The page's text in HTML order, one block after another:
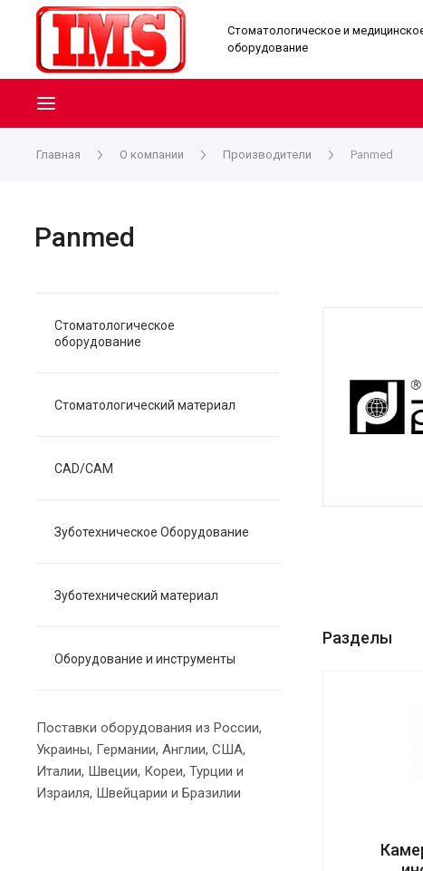
Стоматологическое и
оборудование
Главная О компании Производители Panmed
Panmed
Разделы
Стоматологическое
оборудование
Стоматологический материал
CAD/CAM
Зуботехническое Оборудование
Зуботехнический материал
Оборудование и инструменты
Поставки оборудования из России,
Украины, Германии, Англии, США,
Италии, Швеции, Кореи, Турции и
Израиля, Швейцарии и Бразилии